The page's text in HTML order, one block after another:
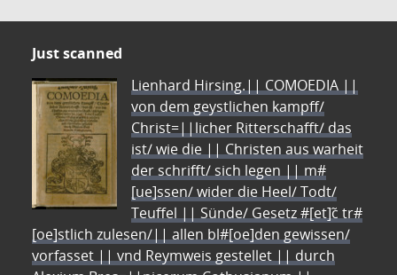
Just scanned
Lienhard Hirsing.|| COMOEDIA ||
von dem geystlichen kampff/
Christ=||licher Ritterschafft/ das
ist/ wie die || Christen aus warheit
der schrifft/ sich legen || m#
[ue]ssen/ wider die Heel/ Todt/
Teuffel || Sünde/ Gesetz #[et]c̃ tr#
[oe]stlich zulesen/|| allen bl#[oe]den gewissen/
vorfasset || vnd Reymweis gestellet || durch